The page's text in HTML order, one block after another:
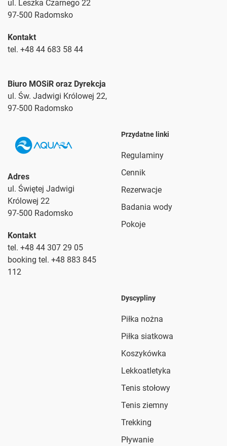
ul. Leszka Czarnego 22
97-500 Radomsko
Kontakt
tel. +48 44 683 58 44
Biuro MOSiR oraz Dyrekcja
ul. Św. Jadwigi Królowej 22,
97-500 Radomsko
Adres
ul. Świętej Jadwigi
Królowej 22
97-500 Radomsko
Kontakt
tel. +48 44 307 29 05
booking tel. +48 883 845
112
Przydatne linki
Regulaminy
Cennik
Rezerwacje
Badania wody
Pokoje
Dyscypliny
Piłka nożna
Piłka siatkowa
Koszykówka
Lekkoatletyka
Tenis stołowy
Tenis ziemny
Trekking
Pływanie